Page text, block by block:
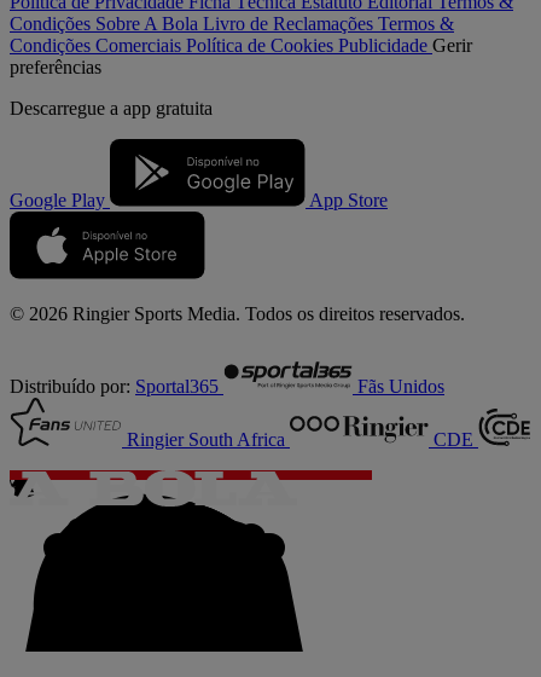
Condições Sobre A Bola Livro de Reclamações Termos &
Condições Comerciais Política de Cookies Publicidade Gerir
preferências
Descarregue a app gratuita
Google Play App Store
© 2026 Ringier Sports Media. Todos os direitos reservados.
Distribuído por: Sportal365 Fãs Unidos
Ringier South Africa CDE